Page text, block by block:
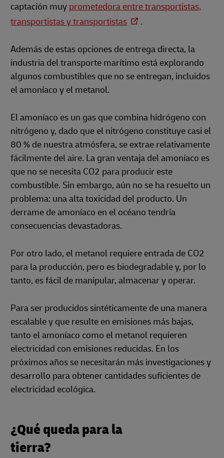
captación muy prometedora entre transportistas,
transportistas y transportistas
.
Además de estas opciones de entrega directa, la
industria del transporte marítimo está explorando
algunos combustibles que no se entregan, incluidos
el amoníaco y el metanol.
El amoníaco es un gas que combina hidrógeno con
nitrógeno y, dado que el nitrógeno constituye casi el
80 % de nuestra atmósfera, se extrae relativamente
fácilmente del aire. La gran ventaja del amoníaco es
que no se necesita CO2 para producir este
combustible. Sin embargo, aún no se ha resuelto un
problema: una alta toxicidad del producto. Un
derrame de amoníaco en el océano tendría
consecuencias devastadoras.
Por otro lado, el metanol requiere entrada de CO2
para la producción, pero es biodegradable y, por lo
tanto, es fácil de manipular, almacenar y operar.
Para ser producidos sintéticamente de una manera
escalable y que resulte en emisiones más bajas,
tanto el amoníaco como el metanol requieren
electricidad con emisiones reducidas. En los
próximos años se necesitarán más investigaciones y
desarrollo para obtener cantidades suficientes de
electricidad ecológica.
¿Qué queda para la
tierra?